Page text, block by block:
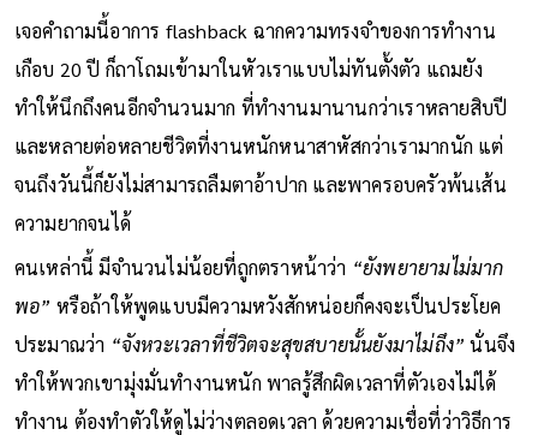
เจอคำถามนี้อาการ flashback ฉากความทรงจำของการทำงาน
เกือบ 20 ปี ก็ถาโถมเข้ามาในหัวเราแบบไม่ทันตั้งตัว แถมยัง
ทำให้นึกถึงคนอีกจำนวนมาก ที่ทำงานมานานกว่าเราหลายสิบปี
และหลายต่อหลายชีวิตที่งานหนักหนาสาหัสกว่าเรามากนัก แต่
จนถึงวันนี้ก็ยังไม่สามารถลืมตาอ้าปาก และพาครอบครัวพ้นเส้น
ความยากจนได้
คนเหล่านี้ มีจำนวนไม่น้อยที่ถูกตราหน้าว่า “ยังพยายามไม่มาก
พอ” หรือถ้าให้พูดแบบมีความหวังสักหน่อยก็คงจะเป็นประโยค
ประมาณว่า “จังหวะเวลาที่ชีวิตจะสุขสบายนั้นยังมาไม่ถึง” นั่นจึง
ทำให้พวกเขามุ่งมั่นทำงานหนัก พาลรู้สึกผิดเวลาที่ตัวเองไม่ได้
ทำงาน ต้องทำตัวให้ดูไม่ว่างตลอดเวลา ด้วยความเชื่อที่ว่าวิธีการ